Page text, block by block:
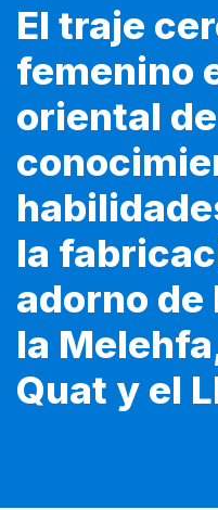
El traje
femenino
oriental
la
adorno de
la
Quat y el